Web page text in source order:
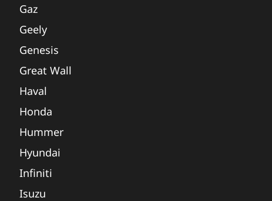
Gaz
Geely
Genesis
Great Wall
Haval
Honda
Hummer
Hyundai
Infiniti
Isuzu